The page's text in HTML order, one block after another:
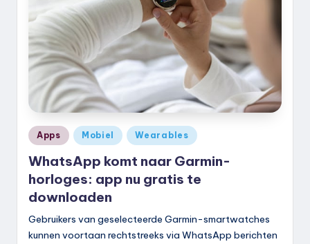
Geplaatst
in
Apps Mobiel Wearables
WhatsApp komt naar Garmin-
horloges: app nu gratis te
downloaden
Gebruikers van geselecteerde Garmin-smartwatches
kunnen voortaan rechtstreeks via WhatsApp berichten